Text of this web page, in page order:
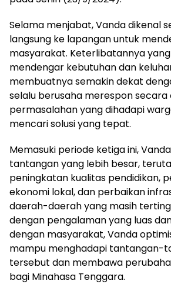
Selama menjabat, Vanda dikenal
langsung ke lapangan untuk
masyarakat. Keterlibatannya
mendengar kebutuhan dan
membuatnya semakin dekat
selalu berusaha merespon
permasalahan yang dihadapi
mencari solusi yang tepat.
Memasuki periode ketiga ini,
tantangan yang lebih besar,
peningkatan kualitas pendidikan,
ekonomi lokal, dan perbaikan
daerah-daerah yang masih
dengan pengalaman yang luas
dengan masyarakat, Vanda
mampu menghadapi tantangan-
tersebut dan membawa
bagi Minahasa Tenggara.